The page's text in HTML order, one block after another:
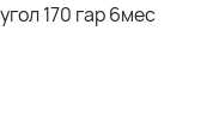
170 гар 6мес